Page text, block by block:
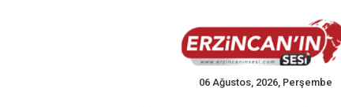
06 Ağustos, 2026, Perşembe